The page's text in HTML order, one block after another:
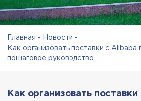
Главная
Новости
Как организовать поставки с Alibaba
пошаговое руководство
Как организовать